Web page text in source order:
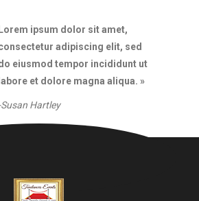
Lorem ipsum dolor sit amet,
adipiscing elit, sed
eiusmod tempor incididunt ut
labore et dolore magna aliqua. »
Susan Hartley